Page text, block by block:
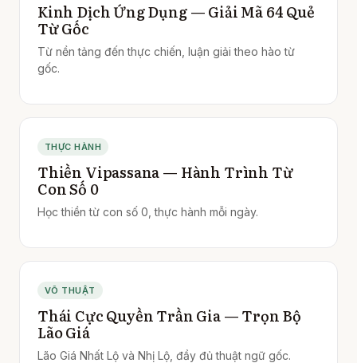
Kinh Dịch Ứng Dụng — Giải Mã 64 Quẻ
Từ Gốc
Từ nền tảng đến thực chiến, luận giải theo hào từ
gốc.
THỰC HÀNH
Thiền Vipassana — Hành Trình Từ
Con Số 0
Học thiền từ con số 0, thực hành mỗi ngày.
VÕ THUẬT
Thái Cực Quyền Trần Gia — Trọn Bộ
Lão Giá
Lão Giá Nhất Lộ và Nhị Lộ, đầy đủ thuật ngữ gốc.